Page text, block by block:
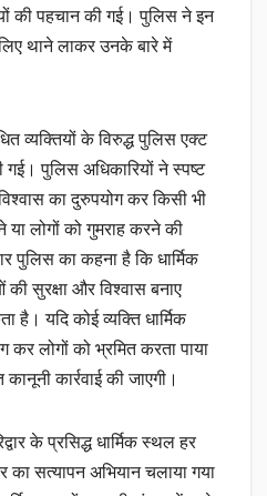
की पहचान की गई। पुलिस ने इन
थाने लाकर उनके बारे में
व्यक्तियों के विरुद्ध पुलिस एक्ट
गई। पुलिस अधिकारियों ने स्पष्ट
का दुरुपयोग कर किसी भी
लोगों को गुमराह करने की
पुलिस का कहना है कि धार्मिक
सुरक्षा और विश्वास बनाए
है। यदि कोई व्यक्ति धार्मिक
कर लोगों को भ्रमित करता पाया
कार्रवाई की जाएगी।
के प्रसिद्ध धार्मिक स्थल हर
का सत्यापन अभियान चलाया गया